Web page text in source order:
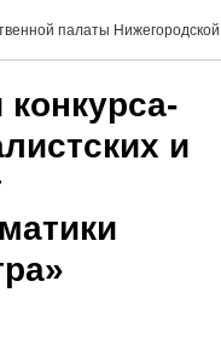
палаты Нижегородской
и